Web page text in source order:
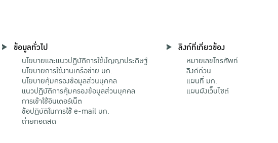
ข้อมูลทั่วไป
นโยบายและแนวปฏิบัติการใช้ปัญญาประดิษฐ์
นโยบายการใช้งานเครือข่าย มก.
นโยบายคุ้มครองข้อมูลส่วนบุคคล
แนวปฏิบัติการคุ้มครองข้อมูลส่วนบุคคล
การเข้าใช้อินเตอร์เน็ต
ข้อปฏิบัติในการใช้ e-mail มก.
ถ่ายทอดสด
ลิงก์ที่เกี่ยวข้อง
หมายเลขโทรศัพท์
ลิงก์ด่วน
แผนที่ มก.
แผนผังเว็บไซต์